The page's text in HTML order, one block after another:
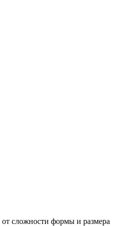
сложности формы и размера